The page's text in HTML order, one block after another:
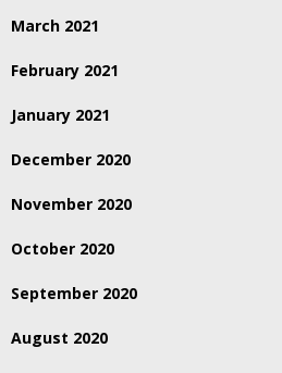
March 2021
February 2021
January 2021
December 2020
November 2020
October 2020
September 2020
August 2020